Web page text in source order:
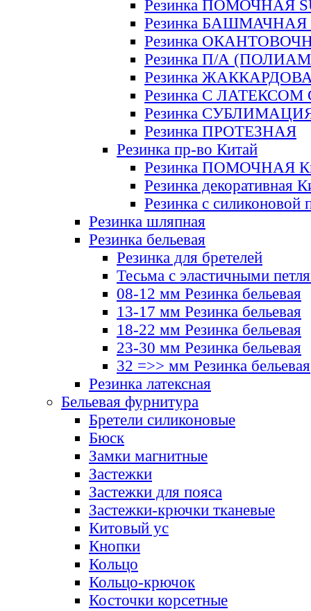
Резинка ПОМОЧНАЯ
Резинка БАШМАЧНАЯ
Резинка
Резинка П/А
Резинка
Резинка С ЛАТЕКСОМ
Резинка
Резинка ПРОТЕЗНАЯ
Резинка пр-во Китай
Резинка ПОМОЧНАЯ
Резинка декоративная
Резинка с силиконовой
Резинка шляпная
Резинка бельевая
Резинка для бретелей
Тесьма с эластичными
08-12 мм Резинка бельевая
13-17 мм Резинка бельевая
18-22 мм Резинка бельевая
23-30 мм Резинка бельевая
32 =>> мм Резинка бельевая
Резинка латексная
Бельевая фурнитура
Бретели силиконовые
Бюск
Замки магнитные
Застежки
Застежки для пояса
Застежки-крючки тканевые
Китовый ус
Кнопки
Кольцо
Кольцо-крючок
Косточки корсетные